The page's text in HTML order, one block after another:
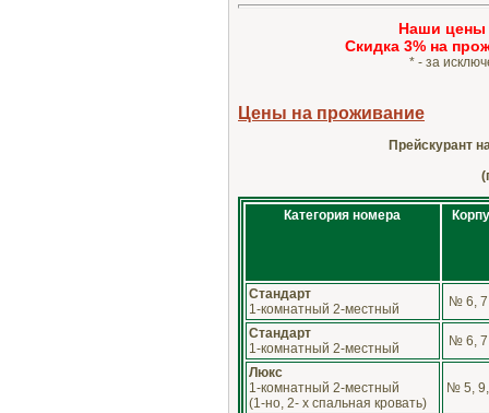
Наши цены
Cкидка 3% на
* - за
Цены на проживание
Прейскурант
Категория номера
Стандарт
1-комнатный 2-местный
№ 6,
Стандарт
1-комнатный 2-местный
№ 6,
Люкс
1-комнатный 2-местный
(1-но, 2- х спальная кровать)
№ 5,